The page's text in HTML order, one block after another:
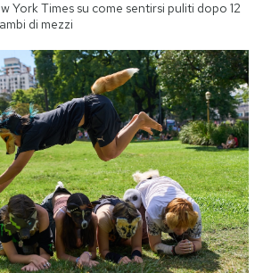
York Times su come sentirsi puliti dopo 12
di mezzi